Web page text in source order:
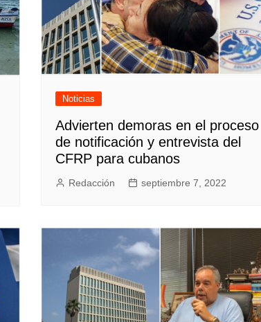
Noticias
Advierten demoras en el proceso
de notificación y entrevista del
CFRP para cubanos
Redacción septiembre 7, 2022